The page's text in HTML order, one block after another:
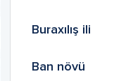
Buraxılış ili
Ban növü